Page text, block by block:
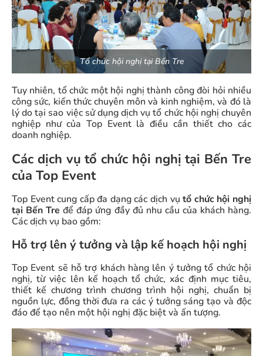
Tổ chức hội nghị tại Bến Tre
Tuy nhiên, tổ chức một hội nghị thành công đòi hỏi nhiều
công sức, kiến thức chuyên môn và kinh nghiệm, và đó là
lý do tại sao việc sử dụng dịch vụ tổ chức hội nghị chuyên
nghiệp như của Top Event là điều cần thiết cho các
doanh nghiệp.
Các dịch vụ tổ chức hội nghị tại Bến Tre
của Top Event
Top Event cung cấp đa dạng các dịch vụtổ chức hội nghị
tại Bến Tre để đáp ứng đầy đủ nhu cầu của khách hàng.
Các dịch vụ bao gồm:
Hỗ trợ lên ý tưởng và lập kế hoạch hội nghị
Top Event sẽ hỗ trợ khách hàng lên ý tưởng tổ chức hội
nghị, từ việc lên kế hoạch tổ chức, xác định mục tiêu,
thiết kế chương trình chương trình hội nghị, chuẩn bị
nguồn lực, đồng thời đưa ra các ý tưởng sáng tạo và độc
đáo để tạo nên một hội nghị đặc biệt và ấn tượng.